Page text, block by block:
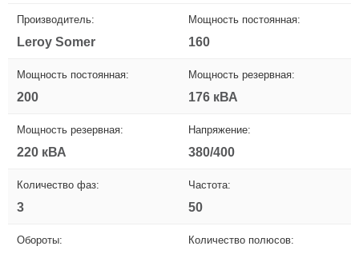
Производитель:
Leroy Somer
Мощность постоянная:
160
Мощность постоянная:
200
Мощность резервная:
176 кВА
Мощность резервная:
220 кВА
Напряжение:
380/400
Количество фаз:
3
Частота:
50
Обороты: Количество полюсов: